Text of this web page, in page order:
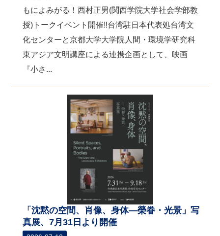
もによみがる！西村正男(関西学院大学社会学部教
授)トークイベント開催‼台湾駐日本代表処台湾文
化センターと京都大学大学院人間・環境学研究科
東アジア文明講座による連携企画として、映画
『小さ...
「沈黙の空間、肖像、身体―榮眷・光景」写
真展、7月31日より開催